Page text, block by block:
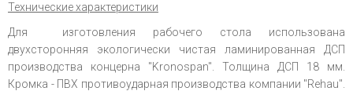
Технические характеристики
Для изготовления рабочего стола использована
двухсторонняя экологически чистая ламинированная ДСП
производства концерна "Kronospan". Толщина ДСП 18 мм.
Кромка - ПВХ противоударная производства компании "Rehau".